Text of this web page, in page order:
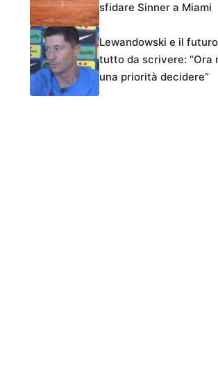
sfidare Sinner a Miami
Lewandowski e il
tutto da scrivere: “Ora
una priorità decidere”